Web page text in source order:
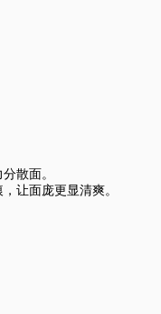
散面。
让面庞更显清爽。